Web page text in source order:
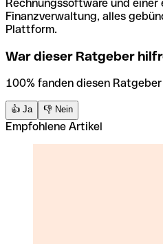
Rechnungssoftware und
Finanzverwaltung, alles
Plattform.
War dieser Ratgeber
100% fanden diesen
👍 Ja 👎 Nein
Empfohlene Artikel